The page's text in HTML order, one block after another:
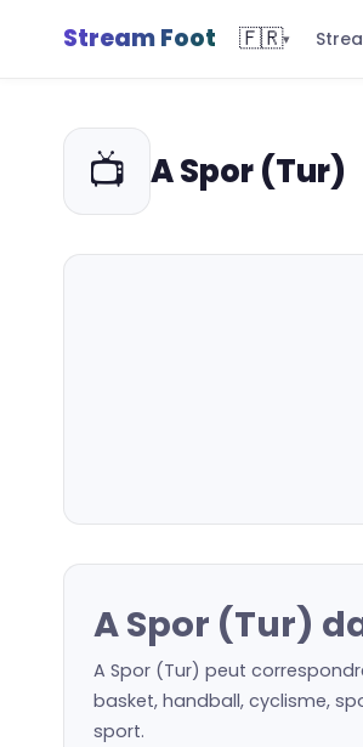
Stream Foot 🇫🇷▾
📺 A Spor (Tur)
A Spor (Tur)
A Spor (Tur) peut
basket, handball, cyclisme,
sport.